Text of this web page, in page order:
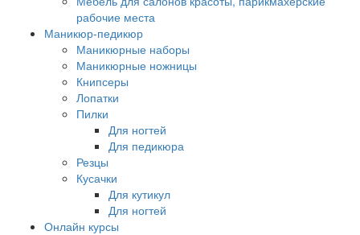
рабочие места
Маникюр-педикюр
Маникюрные наборы
Маникюрные ножницы
Книпсеры
Лопатки
Пилки
Для ногтей
Для педикюра
Резцы
Кусачки
Для кутикул
Для ногтей
Онлайн курсы